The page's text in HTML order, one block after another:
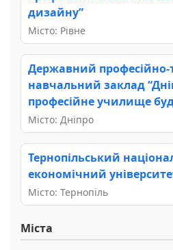
дизайну”
Місто: Рівне
Державний професійно-
навчальний заклад
професійне училище
Місто: Дніпро
Тернопільський
економічний
Місто: Тернопіль
Міста